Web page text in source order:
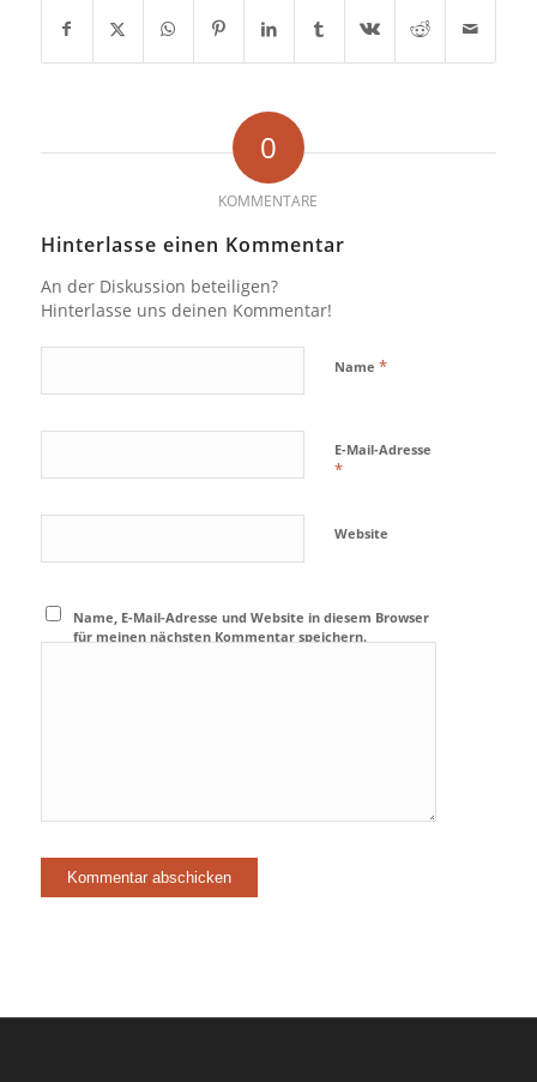
0
KOMMENTARE
Hinterlasse einen Kommentar
An der Diskussion beteiligen?
Hinterlasse uns deinen Kommentar!
Name *
E-Mail-Adresse
*
Website
Name, E-Mail-Adresse und Website in diesem Browser
für meinen nächsten Kommentar speichern.